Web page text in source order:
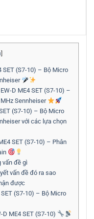
SET (S7-10) – Bộ Micro
D ME4 SET (S7-10) –
Sennheiser
(S7-10) – Bộ Micro
với các lựa chọn
SET (S7-10) – Phân
vấn đề gì
vấn đề đó ra sao
được
(S7-10) – Bộ Micro
ME4 SET (S7-10)